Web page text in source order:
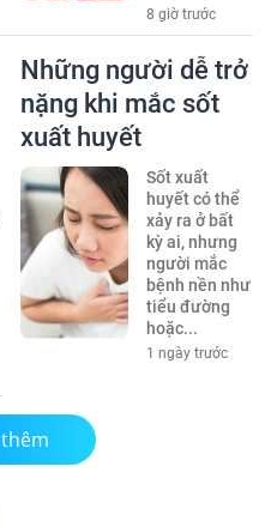
8 giờ trước
Những người dễ trở
nặng khi mắc sốt
xuất huyết
Sốt xuất
huyết có thể
xảy ra ở bất
kỳ ai, nhưng
người mắc
bệnh nền như
tiểu đường
hoặc...
1 ngày trước